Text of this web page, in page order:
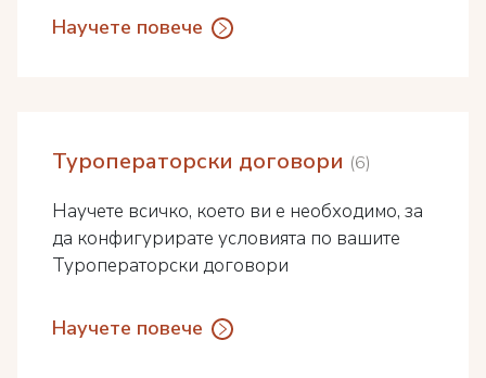
Научете повече
Туроператорски договори 6
Научете всичко, което ви е необходимо, за
да конфигурирате условията по вашите
Туроператорски договори
Научете повече